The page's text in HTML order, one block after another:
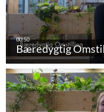
Bæredygtig